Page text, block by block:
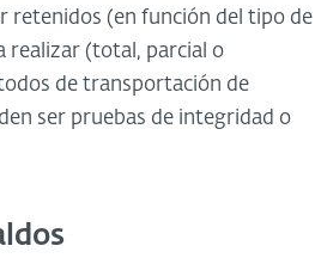
retenidos (en función del tipo de
realizar (total, parcial o
de transportación de
ser pruebas de integridad o